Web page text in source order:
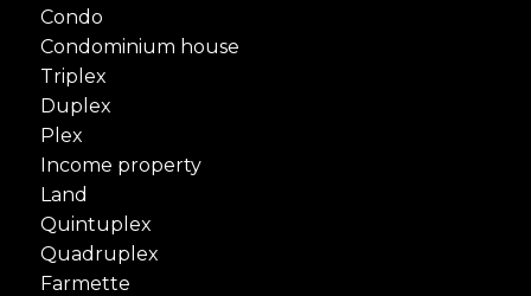
Condo
Condominium house
Triplex
Duplex
Plex
Income property
Land
Quintuplex
Quadruplex
Farmette